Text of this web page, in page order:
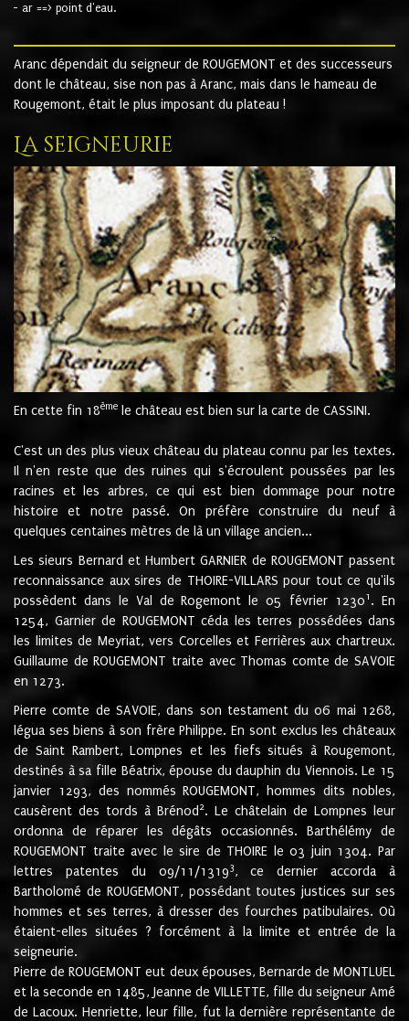
- ar ==> point d'eau.
Aranc dépendait du seigneur de ROUGEMONT et des successeurs
dont le château, sise non pas à Aranc, mais dans le hameau de
Rougemont, était le plus imposant du plateau !
La seigneurie
En cette fin 18ème le château est bien sur la carte de CASSINI.
C'est un des plus vieux château du plateau connu par les textes.
Il n'en reste que des ruines qui s'écroulent poussées par les
racines et les arbres, ce qui est bien dommage pour notre
histoire et notre passé. On préfère construire du neuf à
quelques centaines mètres de là un village ancien...
Les sieurs Bernard et Humbert GARNIER de ROUGEMONT passent
reconnaissance aux sires de THOIRE-VILLARS pour tout ce qu'ils
possèdent dans le Val de Rogemont le 05 février 12301 . En
1254, Garnier de ROUGEMONT céda les terres possédées dans
les limites de Meyriat, vers Corcelles et Ferrières aux chartreux.
Guillaume de ROUGEMONT traite avec Thomas comte de SAVOIE
en 1273.
Pierre comte de SAVOIE, dans son testament du 06 mai 1268,
légua ses biens à son frère Philippe. En sont exclus les châteaux
de Saint Rambert, Lompnes et les fiefs situés à Rougemont,
destinés à sa fille Béatrix, épouse du dauphin du Viennois. Le 15
janvier 1293, des nommés ROUGEMONT, hommes dits nobles,
causèrent des tords à Brénod 2. Le châtelain de Lompnes leur
ordonna de réparer les dégâts occasionnés. Barthélémy de
ROUGEMONT traite avec le sire de THOIRE le 03 juin 1304. Par
lettres patentes du 09/11/13193, ce dernier accorda à
Bartholomé de ROUGEMONT, possédant toutes justices sur ses
hommes et ses terres, à dresser des fourches patibulaires. Où
étaient-elles situées ? forcément à la limite et entrée de la
seigneurie.
Pierre de ROUGEMONT eut deux épouses, Bernarde de MONTLUEL
et la seconde en 1485, Jeanne de VILLETTE, fille du seigneur Amé
de Lacoux. Henriette, leur fille, fut la dernière représentante de